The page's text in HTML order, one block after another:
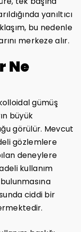
yanıltıcı
bu nedenle
merkeze alır.
Ne
gümüş
büyük
görülür. Mevcut
gözlemlere
deneylere
kullanım
ciddi bir